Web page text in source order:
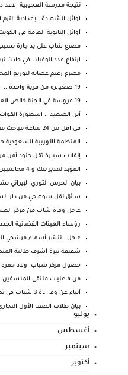
نتيجة مدرسة العجوبية
اوائل الشهادة الإعدادية
أوائل الثانوية العامة في الكويت 2025 علمي وأدبي..
مصرع شاب على يد جارة بسبب
ارتفاع عدد الوفيات في حادث
مصرع زعيم عصابه لتوزيع
19 صغيـ ـره من قرية واحدة .. الأهالى في انتظار جثا...
19 عروسة في الجنة خالص العزاء والمواساة لكل اهالي...
أبن الصعيد .. اسطورة القوات
في اقل من 24 ساعة مباحث مركز جرجا تنجح في ضبط المت...
المنظمة الأوربية السعودية
إنقلاب سيارة تقل جنود أمن
المؤبد لمدير بنك و 4 محاسبين استولوا على 7 ملايين ...
بيان الحرس الثوري الإيراني
سائق نقل سوهاجي من دار السلام
عاجل وفاة شاب من مركز
رؤساء الهيئات القضائية
عاجل...ننشر أسماء مرشحي
شقيقة نيرة أشرف طالبة
حصول مركز شباب اولاد حمزه
من فاعليات ملتقى
أنباء عن وفـ.. ـاة 3 شباب في تصادم سيارات نقل بطري...
بيان طلاب الصف الأول
يوليو
أغسطس
سبتمبر
أكتوبر